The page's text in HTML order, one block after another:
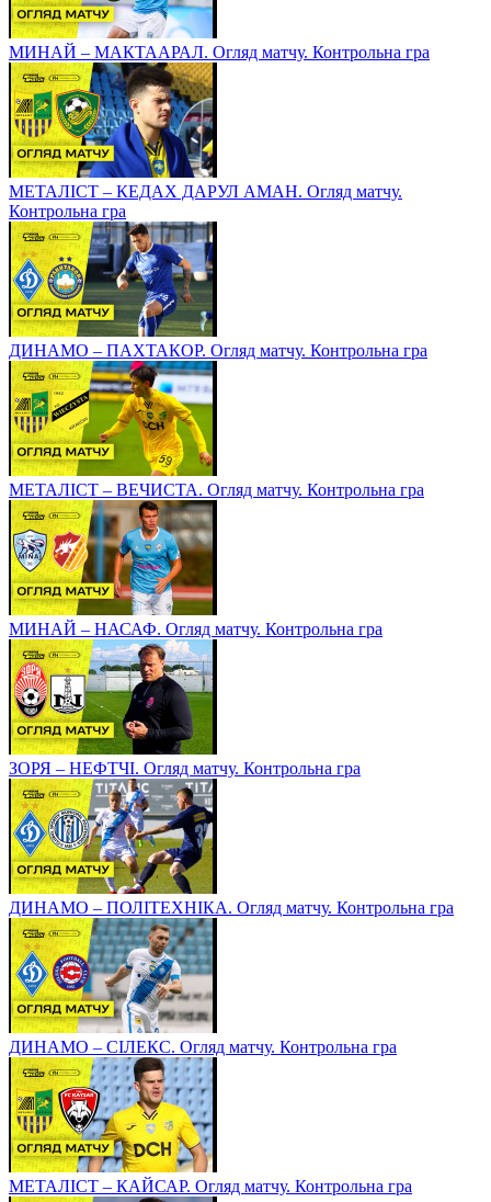
МИНАЙ – МАКТААРАЛ. Огляд матчу. Контрольна гра
МЕТАЛІСТ – КЕДАХ ДАРУЛ АМАН. Огляд матчу.
Контрольна гра
ДИНАМО – ПАХТАКОР. Огляд матчу. Контрольна гра
МЕТАЛІСТ – ВЕЧИСТА. Огляд матчу. Контрольна гра
МИНАЙ – НАСАФ. Огляд матчу. Контрольна гра
ЗОРЯ – НЕФТЧІ. Огляд матчу. Контрольна гра
ДИНАМО – ПОЛІТЕХНІКА. Огляд матчу. Контрольна гра
ДИНАМО – СІЛЕКС. Огляд матчу. Контрольна гра
МЕТАЛІСТ – КАЙСАР. Огляд матчу. Контрольна гра